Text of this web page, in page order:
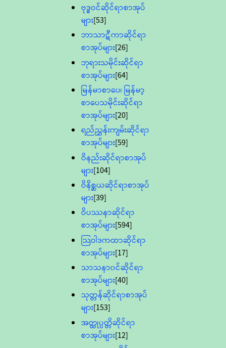
ဗုဒ္ဓဝင်ဆိုင်ရာစာအုပ်
များ[53]
ဘာသာဋီကာဆိုင်ရာ
စာအုပ်များ[26]
ဘုရားသမိုင်းဆိုင်ရာ
စာအုပ်များ[64]
မြန်မာစာပေ၊ မြန်မာ့
စာပေသမိုင်းဆိုင်ရာ
စာအုပ်များ[20]
ရည်ညွှန်းကျမ်းဆိုင်ရာ
စာအုပ်များ[59]
ဝိနည်းဆိုင်ရာစာအုပ်
များ[104]
ဝိနိစ္ဆယဆိုင်ရာစာအုပ်
များ[39]
ဝိပဿနာဆိုင်ရာ
စာအုပ်များ[594]
သြဝါဒကထာဆိုင်ရာ
စာအုပ်များ[17]
သာသနာ၀င်ဆိုင်ရာ
စာအုပ်များ[40]
သုတ္တန်ဆိုင်ရာစာအုပ်
များ[153]
အတ္ထုပ္ပတ္တိဆိုင်ရာ
စာအုပ်များ[12]